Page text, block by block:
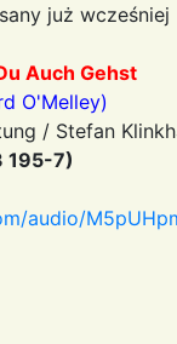
już
Auch Gehst
O'Melley)
/ Stefan
195-7)
audio/